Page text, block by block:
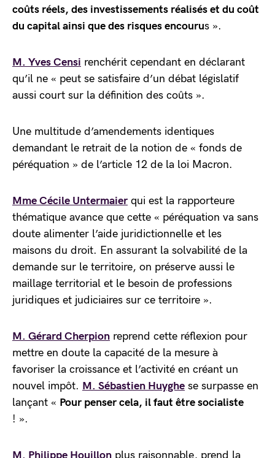
coûts réels, des investissements réalisés et du coût
du capital ainsi que des risques encourus ».
M. Yves Censi renchérit cependant en déclarant
qu’il ne « peut se satisfaire d’un débat législatif
aussi court sur la définition des coûts ».
Une multitude d’amendements identiques
demandant le retrait de la notion de « fonds de
péréquation » de l’article 12 de la loi Macron.
Mme Cécile Untermaierqui est la rapporteure
thématique avance que cette « péréquation va sans
doute alimenter l’aide juridictionnelle et les
maisons du droit. En assurant la solvabilité de la
demande sur le territoire, on préserve aussi le
maillage territorial et le besoin de professions
juridiques et judiciaires sur ce territoire ».
M. Gérard Cherpion reprend cette réflexion pour
mettre en doute la capacité de la mesure à
favoriser la croissance et l’activité en créant un
nouvel impôt. M. Sébastien Huyghe se surpasse en
lançant « Pour penser cela, il faut être socialiste
! ».
M. Philippe Houillon plus raisonnable, prend la